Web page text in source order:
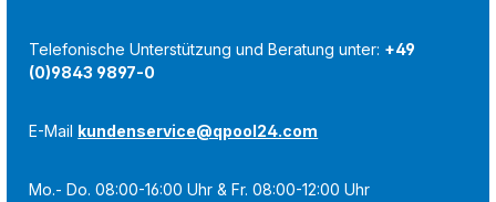
Telefonische Unterstützung und Beratung unter: +49
(0)9843 9897-0
E-Mail kundenservice@qpool24.com
Mo.- Do. 08:00-16:00 Uhr & Fr. 08:00-12:00 Uhr